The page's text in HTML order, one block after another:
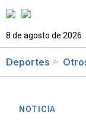
8 de agosto de 2026
Deportes
NOTICIA